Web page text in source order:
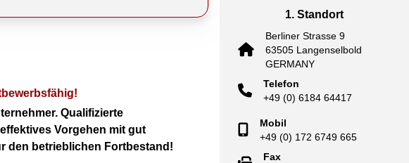
Qualifizierte
Vorgehen mit gut
den betrieblichen Fortbestand!
1. Standort
Berliner Strasse 9
63505 Langenselbold
GERMANY
Telefon
+49 (0) 6184 64417
Mobil
+49 (0) 172 6749 665
Fax